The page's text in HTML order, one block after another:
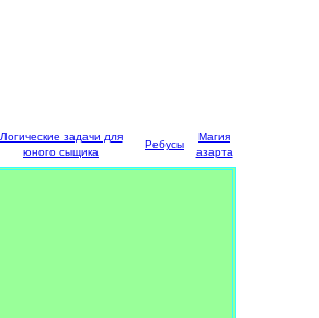
Логические задачи для
юного сыщика
Ребусы
Магия
азарта